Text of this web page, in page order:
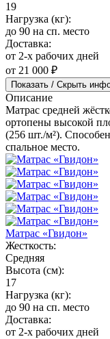
19
Нагрузка (кг):
до 90 на сп. место
Доставка:
от 2-х рабочих дней
от 21 000 ₽
Показать / Скрыть
Описание
Матрас средней
ортопены высокой
(256 шт./м²).
спальное место.
Матрас «Гвидон»
Жесткость:
Средняя
Высота (см):
17
Нагрузка (кг):
до 90 на сп. место
Доставка:
от 2-х рабочих дней